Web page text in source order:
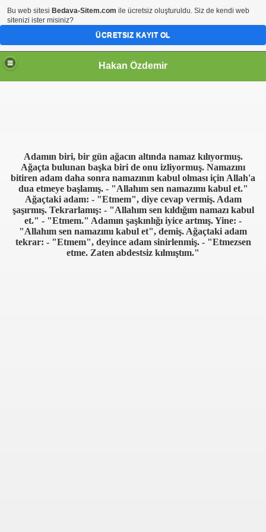
Hakan Özdemir
Adamın biri, bir gün ağacın altında namaz kılıyormuş.
Ağaçta bulunan başka biri de onu izliyormuş. Namazını
bitiren adam daha sonra namazının kabul olması için Allah'a
dua etmeye başlamış. - "Allahım sen namazımı kabul et."
Ağaçtaki adam: - "Etmem", diye cevap vermiş. Adam
şaşırmış. Tekrarlamış: - "Allahım sen kıldığım namazı kabul
et." - "Etmem." Adamın şaşkınlığı iyice artmış. Yine: -
"Allahım sen namazımı kabul et", demiş. Ağaçtaki adam
tekrar: - "Etmem", deyince adam sinirlenmiş. - "Etmezsen
etme. Zaten abdestsiz kılmıştım."
Bu web sitesi Bedava-Sitem.com ile ücretsiz oluşturuldu. Siz de kendi web
sitenizi ister misiniz?
ÜCRETSIZ KAYIT OL